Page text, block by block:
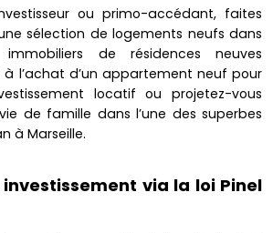
ou primo-accédant, faites
sélection de logements neufs dans
de résidences neuves
à l’achat d’un appartement neuf pour
locatif ou projetez-vous
de famille dans l’une des superbes
à Marseille.
via la loi Pinel